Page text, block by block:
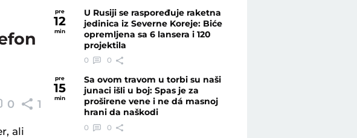
0 1
ali
pre
12
min
U Rusiji se raspoređuje raketna
jedinica iz Severne Koreje: Biće
opremljena sa 6 lansera i 120
projektila
0 0
pre
15
min
Sa ovom travom u torbi su naši
junaci išli u boj: Spas je za
proširene vene i ne dá masnoj
hrani da naškodi
0 0